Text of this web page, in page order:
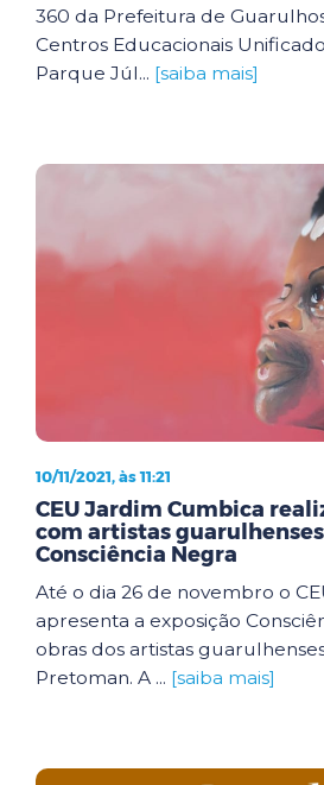
360 da Prefeitura de
Centros Educacionais
Parque Júl... [saiba mais]
10/11/2021, às 11:21
CEU Jardim Cumbica
com artistas guarulhenses
Consciência Negra
Até o dia 26 de novembro o
apresenta a exposição
obras dos artistas
Pretoman. A ... [saiba mais]